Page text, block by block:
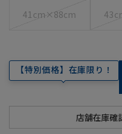
41cm×88cm
【特別価格】在庫限り！